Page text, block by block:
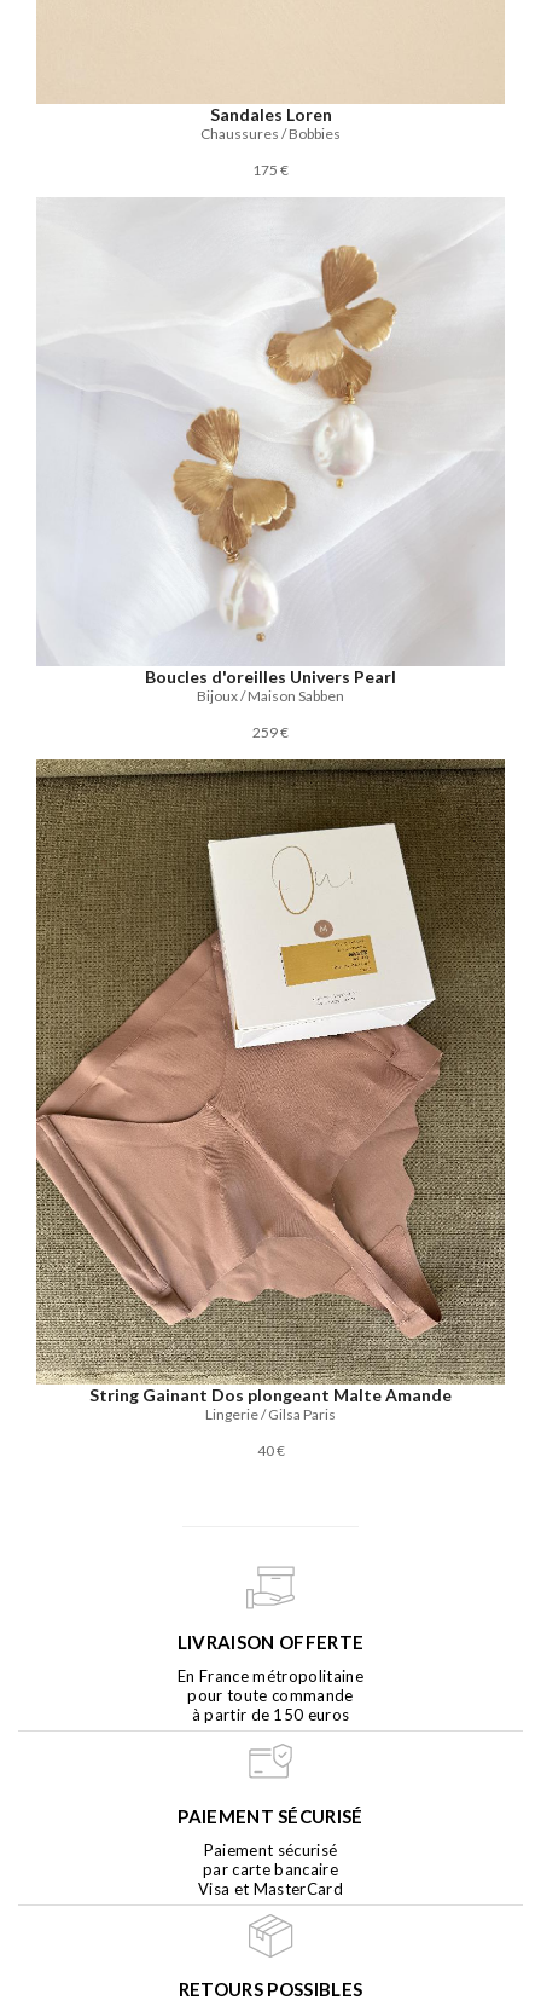
Sandales Loren
Chaussures / Bobbies
175 €
Boucles d'oreilles Univers Pearl
Bijoux / Maison Sabben
259 €
String Gainant Dos plongeant Malte Amande
Lingerie / Gilsa Paris
40 €
LIVRAISON OFFERTE
En France métropolitaine
pour toute commande
à partir de 150 euros
PAIEMENT SÉCURISÉ
Paiement sécurisé
par carte bancaire
Visa et MasterCard
RETOURS POSSIBLES